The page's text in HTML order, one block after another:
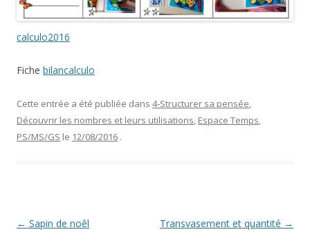
calculo2016
Fiche bilancalculo
Cette entrée a été publiée dans 4-Structurer sa pensée,
Découvrir les nombres et leurs utilisations, Espace Temps,
PS/MS/GS le 12/08/2016 .
Navigation
← Sapin de noêl Transvasement et quantité →